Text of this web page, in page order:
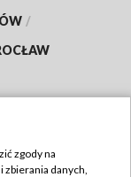
/
zgody na
zbierania danych,